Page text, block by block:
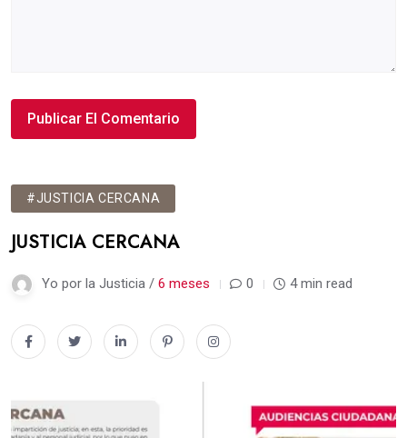
#JUSTICIA CERCANA
JUSTICIA CERCANA
Yo por la Justicia / 6 meses 0 4 min read